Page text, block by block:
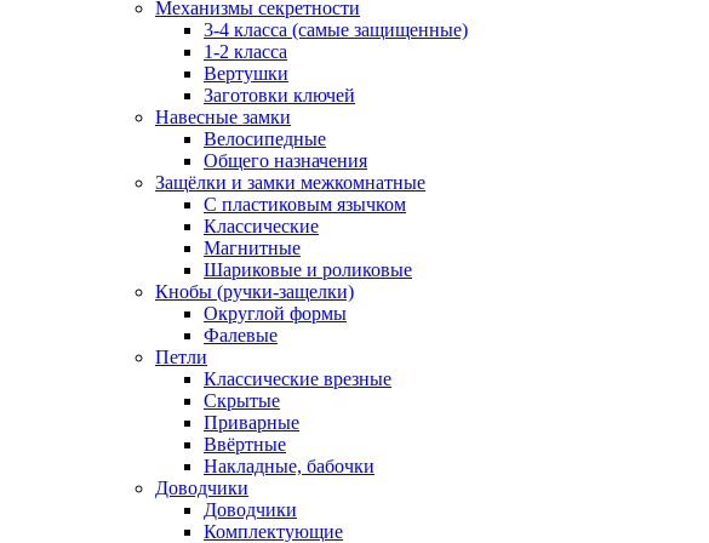
Механизмы секретности
3-4 класса (самые защищенные)
1-2 класса
Вертушки
Заготовки ключей
Навесные замки
Велосипедные
Общего назначения
Защёлки и замки межкомнатные
С пластиковым язычком
Классические
Магнитные
Шариковые и роликовые
Кнобы (ручки-защелки)
Округлой формы
Фалевые
Петли
Классические врезные
Скрытые
Приварные
Ввёртные
Накладные, бабочки
Доводчики
Доводчики
Комплектующие